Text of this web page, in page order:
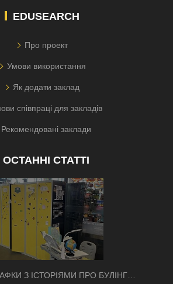
EDUSEARCH
Про проект
Умови використання
Як додати заклад
співпраці для закладів
Рекомендовані заклади
ОСТАННІ СТАТТІ
З ІСТОРІЯМИ ПРО БУЛІНГ